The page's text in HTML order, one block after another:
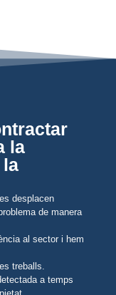
la
la
desplacen
de manera
al sector i hem
treballs.
a temps